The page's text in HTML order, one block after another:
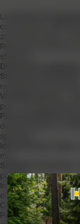
La
conçue pour
zones de travaux,
Robuste et pratique,
stabilité.
Dimensions adaptées
Structure résistante
revêtement
Visibilité accrue
pour une
Personnalisation
demande pour un
spéciale.
Identification claire
mm.
Stabilité renforcée
parfait.
Installation rapide:
emboîtement,
Conditionnement:
Poids: 5,7 kg par